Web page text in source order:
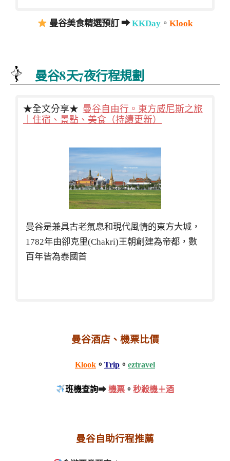
曼谷美食精選預訂 ➡KKDay 。Klook
曼谷8天7夜行程規劃
★全文分享★ 曼谷自由行。東方威尼斯之旅
｜住宿、景點、美食（持續更新）
曼谷是兼具古老氣息和現代風情的東方大城，
1782年由卻克里(Chakri)王朝創建為帝都，數
百年皆為泰國首
曼谷酒店、機票比價
Klook 。 Trip 。 eztravel
班機查詢➡機票 。秒殺機＋酒
曼谷自助行程推薦